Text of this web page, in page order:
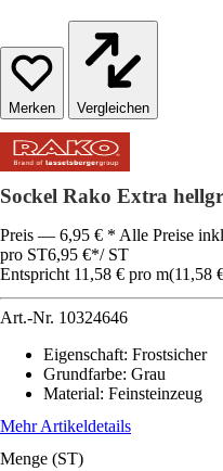
Vergleichen
Sockel Rako Extra
Preis — 6,95 € * Alle Preise
pro ST6,95 €*/ ST
Entspricht 11,58 € pro m(11,58
Art.-Nr. 10324646
Eigenschaft: Frostsicher
Grundfarbe: Grau
Material: Feinsteinzeug
Mehr Artikeldetails
Menge (ST)